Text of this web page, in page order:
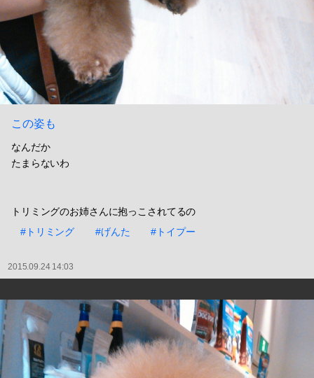
この姿も
なんだか
たまらないわ
トリミングのお姉さんに抱っこされてるの
#トリミング
#げんた #トイプー
2015.09.24 14:03